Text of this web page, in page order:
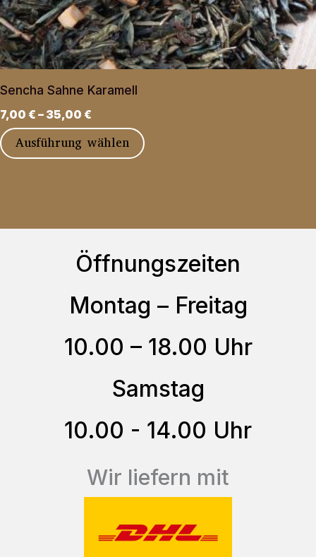
können
auf
der
Sencha Sahne Karamell
7,00 € – 35,00 €
Ausführung wählen
Dieses
Varianten
Die
Optionen
können
auf
Produktseite
werden
Öffnungszeiten
Montag – Freitag
10.00 – 18.00 Uhr
Samstag
10.00 - 14.00 Uhr
Wir liefern mit